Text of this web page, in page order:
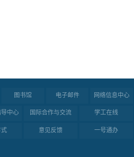
图书馆 电子邮件 网络信息中心
中心 国际合作与交流 学工在线
意见反馈 一号通办